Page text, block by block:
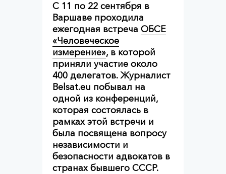
С 11 по 22 сентября в
Варшаве проходила
ежегодная встреча ОБСЕ
«Человеческое
измерение», в которой
приняли участие около
400 делегатов. Журналист
Belsat.eu побывал на
одной из конференций,
которая состоялась в
рамках этой встречи и
была посвящена вопросу
независимости и
безопасности адвокатов в
странах бывшего СССР.